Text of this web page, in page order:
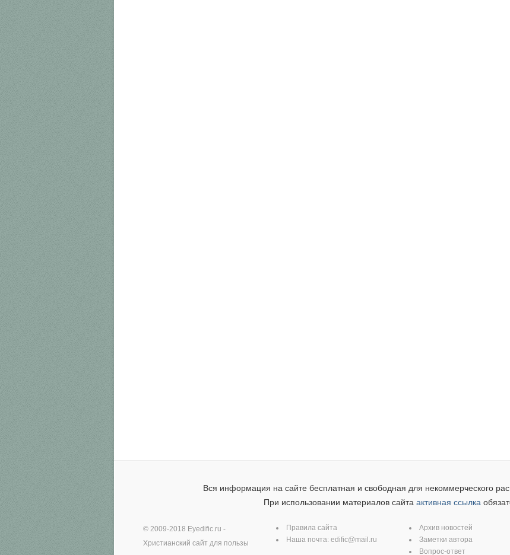
Вся информация на сайте бесплатная и свободная для некоммерческого
При использовании материалов сайта активная ссылка
© 2009-2018 Eyedific.ru -
Христианский сайт для пользы
Правила сайта
Наша почта: edific@mail.ru
Архив новостей
Заметки автора
Вопрос-ответ